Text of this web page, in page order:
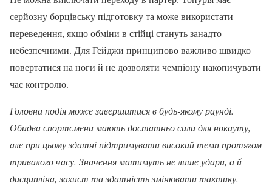
серйозну борцівську підготовку та може використати
переведення, якщо обміни в стійці стануть занадто
небезпечними. Для Гейджи принципово важливо швидко
повертатися на ноги й не дозволяти чемпіону накопичувати
час контролю.
Головна подія може завершитися в будь-якому раунді.
Обидва спортсмени мають достатньо сили для нокауту,
але при цьому здатні підтримувати високий темп протягом
тривалого часу. Значення матимуть не лише удари, а й
дисципліна, захист та здатність змінювати тактику.